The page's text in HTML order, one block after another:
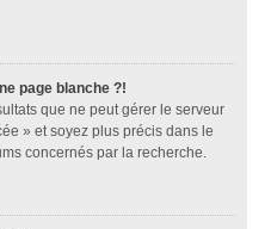
page blanche ?!
que ne peut gérer le serveur
» et soyez plus précis dans le
concernés par la recherche.